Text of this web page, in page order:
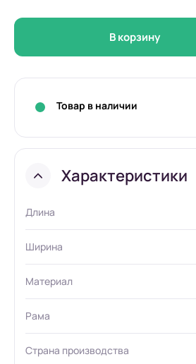
В корзину
Товар в наличии
Характеристики
Длина
Ширина
Материал
Рама
Страна производства